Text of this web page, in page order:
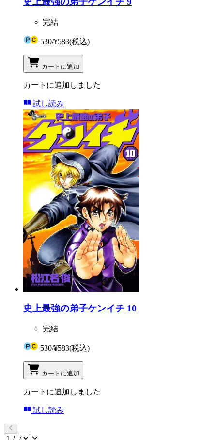
完結
530/¥583(税込)
カートに追加
カートに追加しました
試し読み
史上最強の弟子ケンイチ 10
完結
530/¥583(税込)
カートに追加
カートに追加しました
試し読み